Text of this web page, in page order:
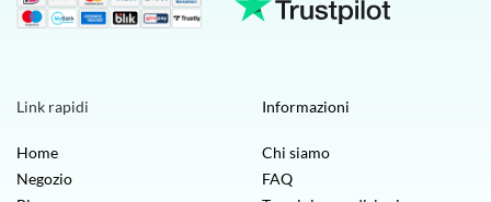
Link rapidi
Home
Negozio
Informazioni
Chi siamo
FAQ